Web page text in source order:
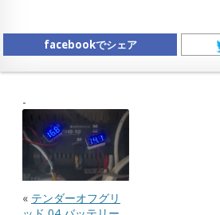
facebookでシェア
« テンダーオフグリ